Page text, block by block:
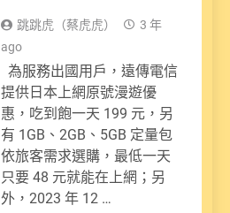
跳跳虎（蔡虎虎）
3 年
ago
為服務出國用戶，遠傳電信
提供日本上網原號漫遊優
惠，吃到飽一天 199 元，另
有 1GB、2GB、5GB 定量包
依旅客需求選購，最低一天
只要 48 元就能在上網；另
外，2023 年 12 …